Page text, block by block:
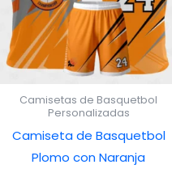
Camisetas de Basquetbol
Personalizadas
Camiseta de Basquetbol
Plomo con Naranja